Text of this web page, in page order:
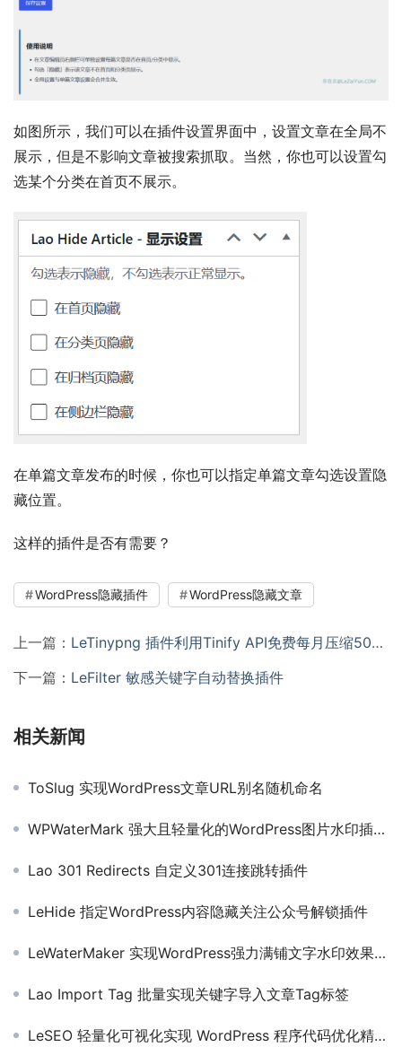
如图所示，我们可以在插件设置界面中，设置文章在全局不
展示，但是不影响文章被搜索抓取。当然，你也可以设置勾
选某个分类在首页不展示。
在单篇文章发布的时候，你也可以指定单篇文章勾选设置隐
藏位置。
这样的插件是否有需要？
WordPress隐藏插件 WordPress隐藏文章
上一篇： LeTinypng 插件利用Tinify API免费每月压缩500张图
下一篇： LeFilter 敏感关键字自动替换插件
相关新闻
ToSlug 实现WordPress文章URL别名随机命名
WPWaterMark 强大且轻量化的WordPress图片水印插件 支持随机水印位置
Lao 301 Redirects 自定义301连接跳转插件
LeHide 指定WordPress内容隐藏关注公众号解锁插件
LeWaterMaker 实现WordPress强力满铺文字水印效果插件
Lao Import Tag 批量实现关键字导入文章Tag标签
LeSEO 轻量化可视化实现 WordPress 程序代码优化精简插件